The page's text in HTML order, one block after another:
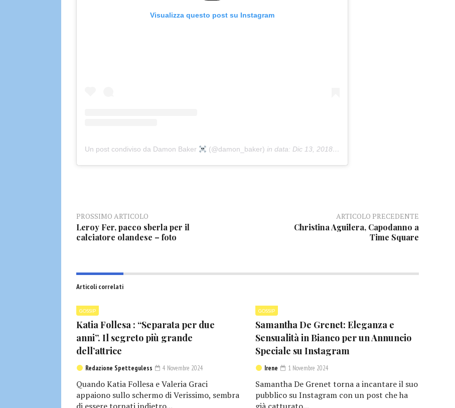
Visualizza questo post su Instagram
Un post condiviso da Damon Baker (@damon_baker) in data: Dic 13, 2018 at 2:09 PST
PROSSIMO ARTICOLO
Leroy Fer, pacco sberla per il
calciatore olandese – foto
ARTICOLO PRECEDENTE
Christina Aguilera, Capodanno a
Time Square
Articoli correlati
GOSSIP
Katia Follesa : “Separata per due
anni”. Il segreto più grande
dell’attrice
Redazione Spetteguless 4 Novembre 2024
Quando Katia Follesa e Valeria Graci
appaiono sullo schermo di Verissimo, sembra
GOSSIP
Samantha De Grenet: Eleganza e
Sensualità in Bianco per un Annuncio
Speciale su Instagram
Irene 1 Novembre 2024
Samantha De Grenet torna a incantare il suo
pubblico su Instagram con un post che ha